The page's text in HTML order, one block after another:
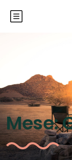
Mese: